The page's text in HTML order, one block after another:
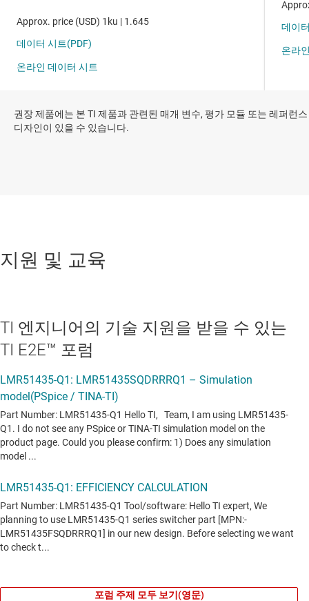
권장 제품에는 본 TI 제품과 관련된 매개 변수, 평가 모듈 또는 레퍼런스
디자인이 있을 수 있습니다.
지원 및 교육
TI 엔지니어의 기술 지원을 받을 수 있는
TI E2E™ 포럼
포럼 주제 모두 보기(영문)